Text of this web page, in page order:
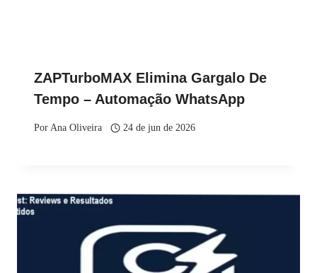
ZAPTurboMAX Elimina Gargalo De
Tempo – Automação WhatsApp
PorAna Oliveira 24 de jun de 2026